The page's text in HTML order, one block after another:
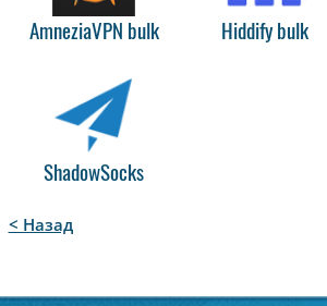
AmneziaVPN bulk Hiddify bulk
ShadowSocks
< Назад